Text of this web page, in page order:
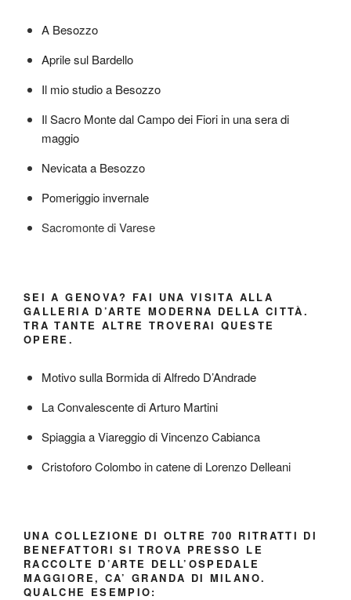
A Besozzo
Aprile sul Bardello
Il mio studio a Besozzo
Il Sacro Monte dal Campo dei Fiori in una sera di
maggio
Nevicata a Besozzo
Pomeriggio invernale
Sacromonte di Varese
SEI A GENOVA? FAI UNA VISITA ALLA
GALLERIA D’ARTE MODERNA DELLA CITTÀ.
TRA TANTE ALTRE TROVERAI QUESTE
OPERE.
Motivo sulla Bormida di Alfredo D’Andrade
La Convalescente di Arturo Martini
Spiaggia a Viareggio di Vincenzo Cabianca
Cristoforo Colombo in catene di Lorenzo Delleani
UNA COLLEZIONE DI OLTRE 700 RITRATTI DI
BENEFATTORI SI TROVA PRESSO LE
RACCOLTE D’ARTE DELL’OSPEDALE
MAGGIORE, CA’ GRANDA DI MILANO.
QUALCHE ESEMPIO: